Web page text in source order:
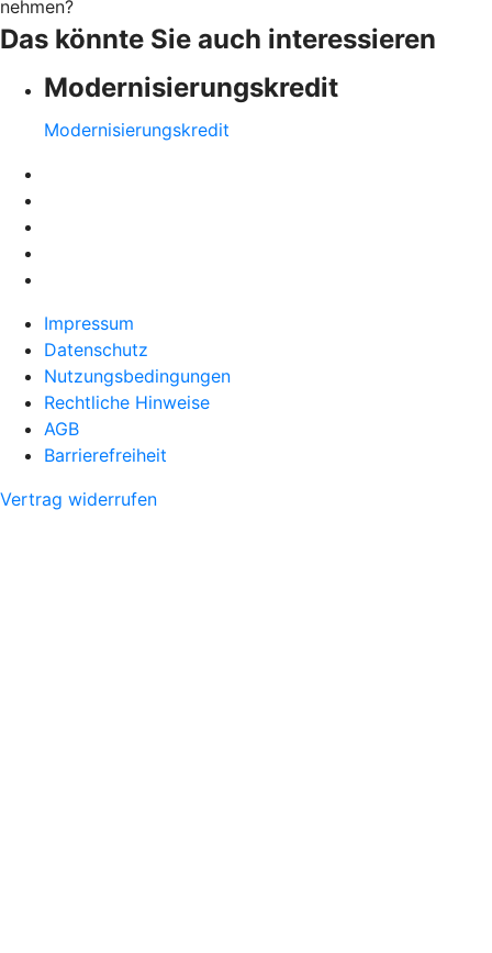
nehmen?
Das könnte Sie auch interessieren
Modernisierungskredit
Modernisierungskredit
Impressum
Datenschutz
Nutzungsbedingungen
Rechtliche Hinweise
AGB
Barrierefreiheit
Vertrag widerrufen